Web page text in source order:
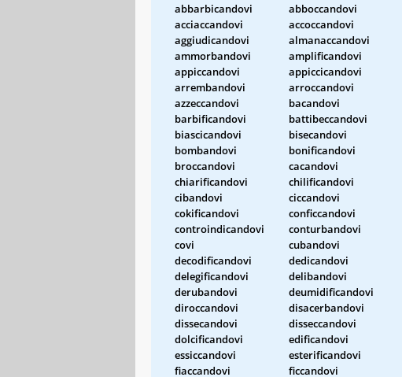
abbarbicandovi abboccandovi
acciaccandovi
accoccandovi
aggiudicandovi
almanaccandovi
ammorbandovi
amplificandovi
appiccandovi
appiccicandovi
arrembandovi
arroccandovi
azzeccandovi
bacandovi
barbificandovi
battibeccandovi
biascicandovi
bisecandovi
bombandovi
bonificandovi
broccandovi
cacandovi
chiarificandovi
chilificandovi
cibandovi
ciccandovi
cokificandovi
conficcandovi
controindicandovi
conturbandovi
covi
cubandovi
decodificandovi
dedicandovi
delegificandovi
delibandovi
derubandovi
deumidificandovi
diroccandovi
disacerbandovi
dissecandovi
disseccandovi
dolcificandovi
edificandovi
essiccandovi
esterificandovi
fiaccandovi
ficcandovi